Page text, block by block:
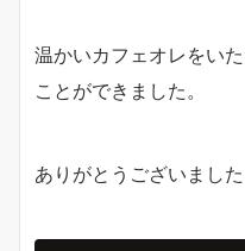
温かいカフェオレをい
ことができました。
ありがとうございました